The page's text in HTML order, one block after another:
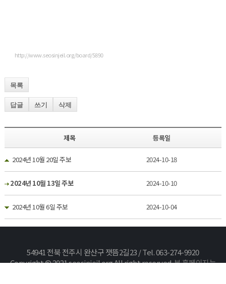
http://www.seosinjeil.org/board/5890
목록
답글 쓰기 삭제
제목 등록일
2024년 10월 20일 주보 2024-10-18
2024년 10월 13일 주보 2024-10-10
2024년 10월 6일 주보 2024-10-04
54941 전북 전주시 완산구 잿뜸2길23 / Tel. 063-274-9920
Copyright © 2021 seosinjeil.org All right reserved.본 홈페이지는